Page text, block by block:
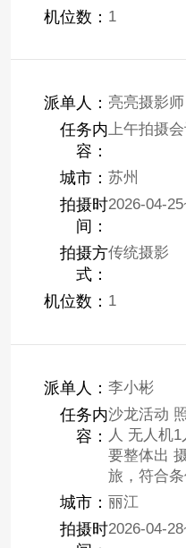
机位数： 1
派单人： 亮亮摄影师
任务内
容：
上午拍摄会
城市： 苏州
拍摄时
间：
2026-04-
拍摄方
式：
传统摄影
机位数： 1
派单人： 李小彬
任务内
容：
沙龙活动
人 无人机
要整体出
旅，符合
城市： 丽江
拍摄时2026-04-